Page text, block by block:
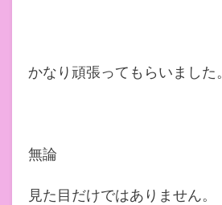
かなり頑張ってもらいました。
無論
見た目だけではありません。